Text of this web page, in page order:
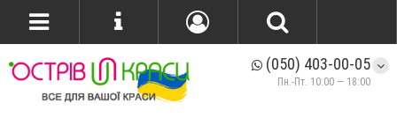
(050) 403-00-05
Пн.-Пт. 10:00 — 18:00